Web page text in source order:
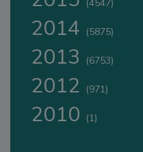
(4547)
2014 (5875)
2013 (6753)
2012 (971)
2010 (1)